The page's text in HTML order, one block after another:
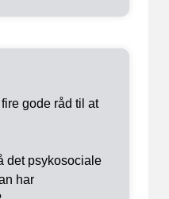
gode råd til at
det psykosociale
har